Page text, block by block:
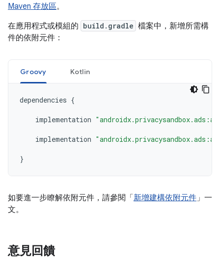
Maven 存放區。
在應用程式或模組的 build.gradle 檔案中，新增所需構
件的依附元件：
Groovy Kotlin
dependencies {
implementation
implementation
}
如要進一步瞭解依附元件，請參閱「 新增建構依附元件」一
文。
意見回饋